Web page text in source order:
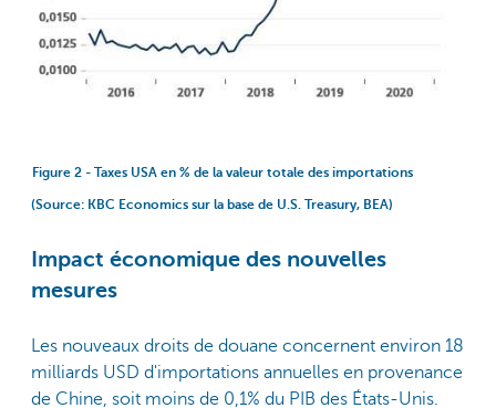
Figure 2 - Taxes USA en % de la valeur totale des importations
(Source: KBC Economics sur la base de U.S. Treasury, BEA)
Impact économique des nouvelles
mesures
Les nouveaux droits de douane concernent environ 18
milliards USD d'importations annuelles en provenance
de Chine, soit moins de 0,1% du PIB des États-Unis.